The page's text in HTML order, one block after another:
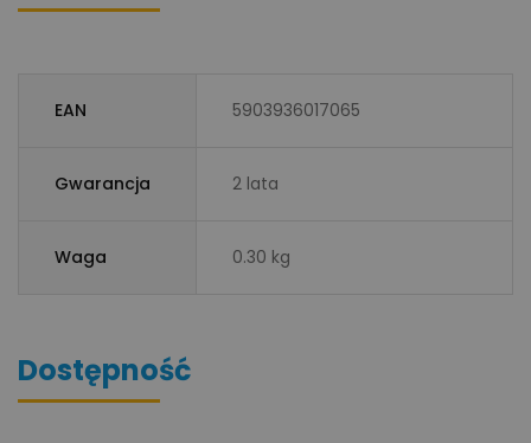
EAN 5903936017065
Gwarancja 2 lata
Waga 0.30 kg
Dostępność